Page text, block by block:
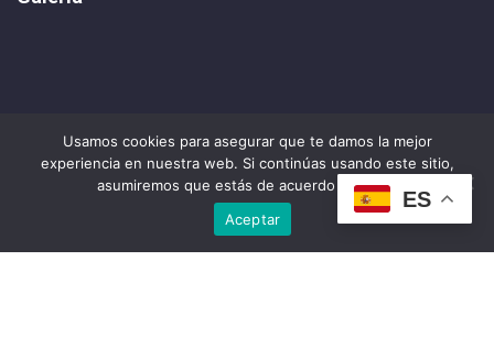
ES
Usamos cookies para asegurar que te damos la mejor
experiencia en nuestra web. Si continúas usando este sitio,
asumiremos que estás de acuerdo con ello.
Aceptar